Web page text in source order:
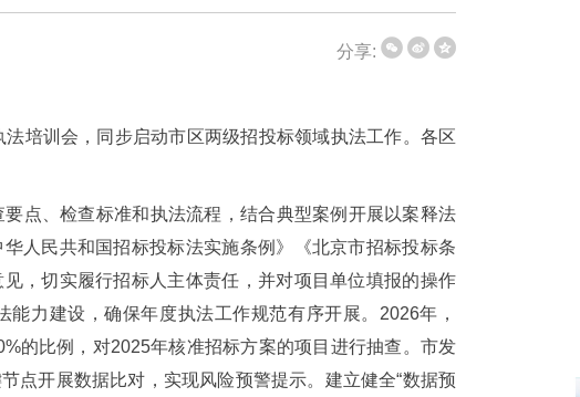
分享:
培训会，同步启动市区两级招投标领域执法工作。各区
点、检查标准和执法流程，结合典型案例开展以案释法
人民共和国招标投标法实施条例》《北京市招标投标条
，切实履行招标人主体责任，并对项目单位填报的操作
力建设，确保年度执法工作规范有序开展。2026年，
的比例，对2025年核准招标方案的项目进行抽查。市发
点开展数据比对，实现风险预警提示。建立健全“数据预